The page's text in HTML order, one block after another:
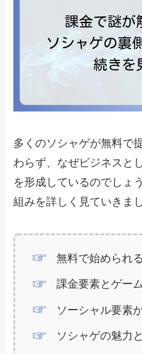
多くのソシャゲが無料で
わらず、なぜビジネスと
を形成しているのでしょ
組みを詳しく見ていきま
無料で始められ
課金要素とゲー
ソーシャル要素
ソシャゲの魅力